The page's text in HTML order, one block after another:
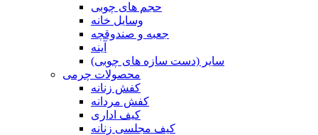
حجم های چوبی
وسایل خانه
جعبه و صندوقچه
آینه
سایر (دست سازه های چوبی)
محصولات چرمی
کفش زنانه
کفش مردانه
کیف اداری
کیف مجلسی زنانه